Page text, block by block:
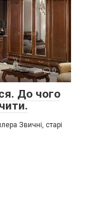
0
До чого
Звичні, старі